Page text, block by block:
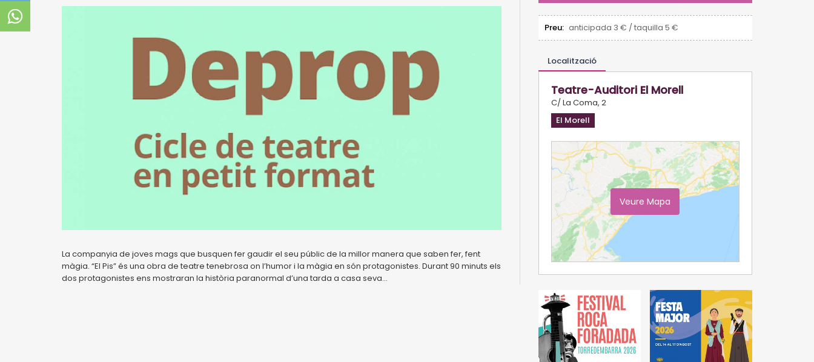
La companyia de joves mags que busquen fer gaudir el seu públic de la millor manera que saben fer, fent
màgia. “El Pis” és una obra de teatre tenebrosa on l’humor i la màgia en són protagonistes. Durant 90 minuts els
dos protagonistes ens mostraran la història paranormal d’una tarda a casa seva...
Preu: anticipada 3 € / taquilla 5 €
Localització
Teatre-Auditori El Morell
C/ La Coma, 2
El Morell
Veure Mapa